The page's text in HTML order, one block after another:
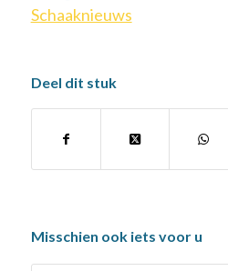
Schaaknieuws
Deel dit stuk
Misschien ook iets voor u